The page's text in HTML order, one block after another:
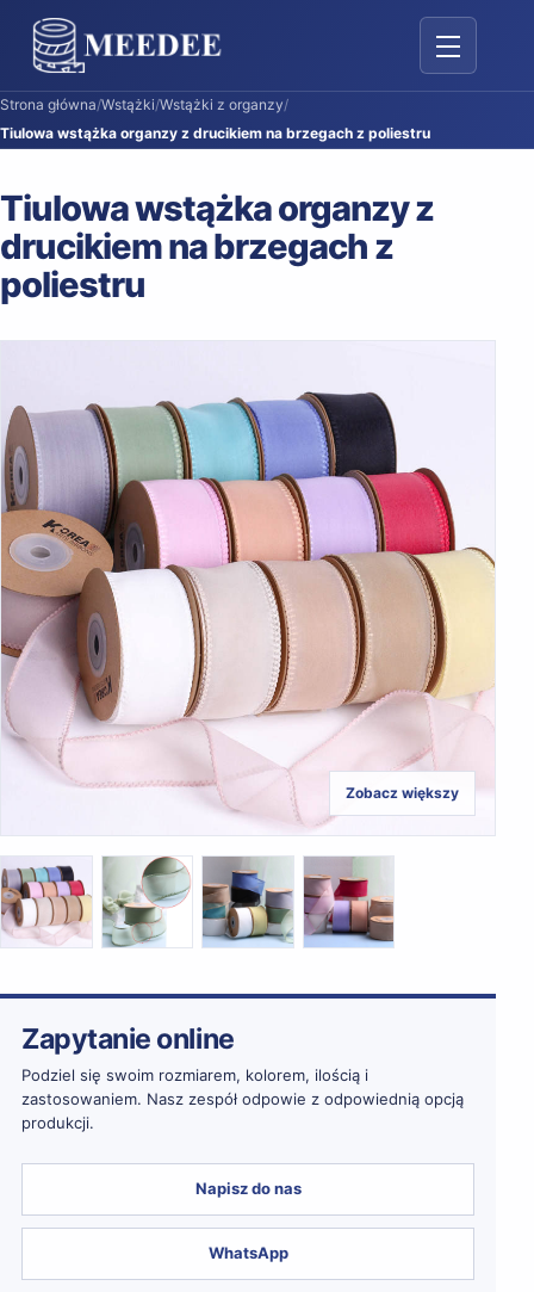
Przełącz
Strona główna/Wstążki/Wstążki z organzy/
Tiulowa wstążka organzy z drucikiem na brzegach z poliestru
Tiulowa wstążka organzy z
drucikiem na brzegach z
poliestru
Zobacz większy
Zapytanie online
Podziel się swoim rozmiarem, kolorem, ilością i
zastosowaniem. Nasz zespół odpowie z odpowiednią opcją
produkcji.
Napisz do nas
WhatsApp